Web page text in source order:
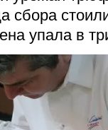
сбора
упала в